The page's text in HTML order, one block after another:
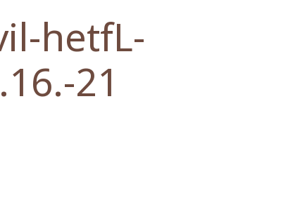
hetfL-
21